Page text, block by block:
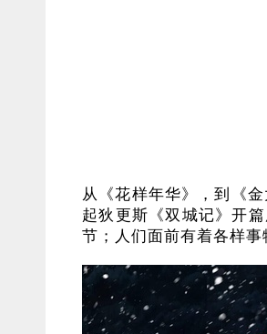
从《花样年华》，到《
起狄更斯《双城记》开
节；人们面前有着各样